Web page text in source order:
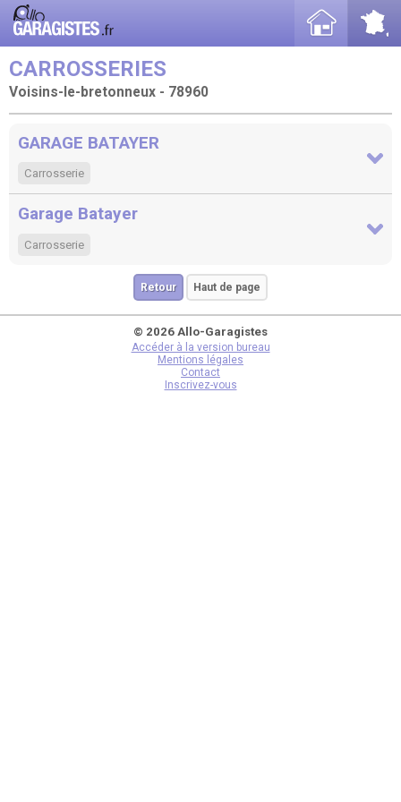
CARROSSERIES
Voisins-le-bretonneux - 78960
GARAGE BATAYER
Carrosserie
Garage Batayer
Carrosserie
Retour Haut de page
© 2026 Allo-Garagistes
Accéder à la version bureau
Mentions légales
Contact
Inscrivez-vous